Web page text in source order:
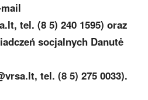
tel. (8 5) 240 1595) oraz
socjalnych Danutė
tel. (8 5) 275 0033).